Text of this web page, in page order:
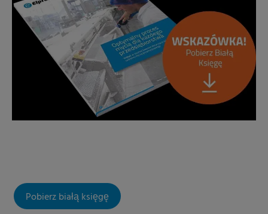
Pobierz białą księgę